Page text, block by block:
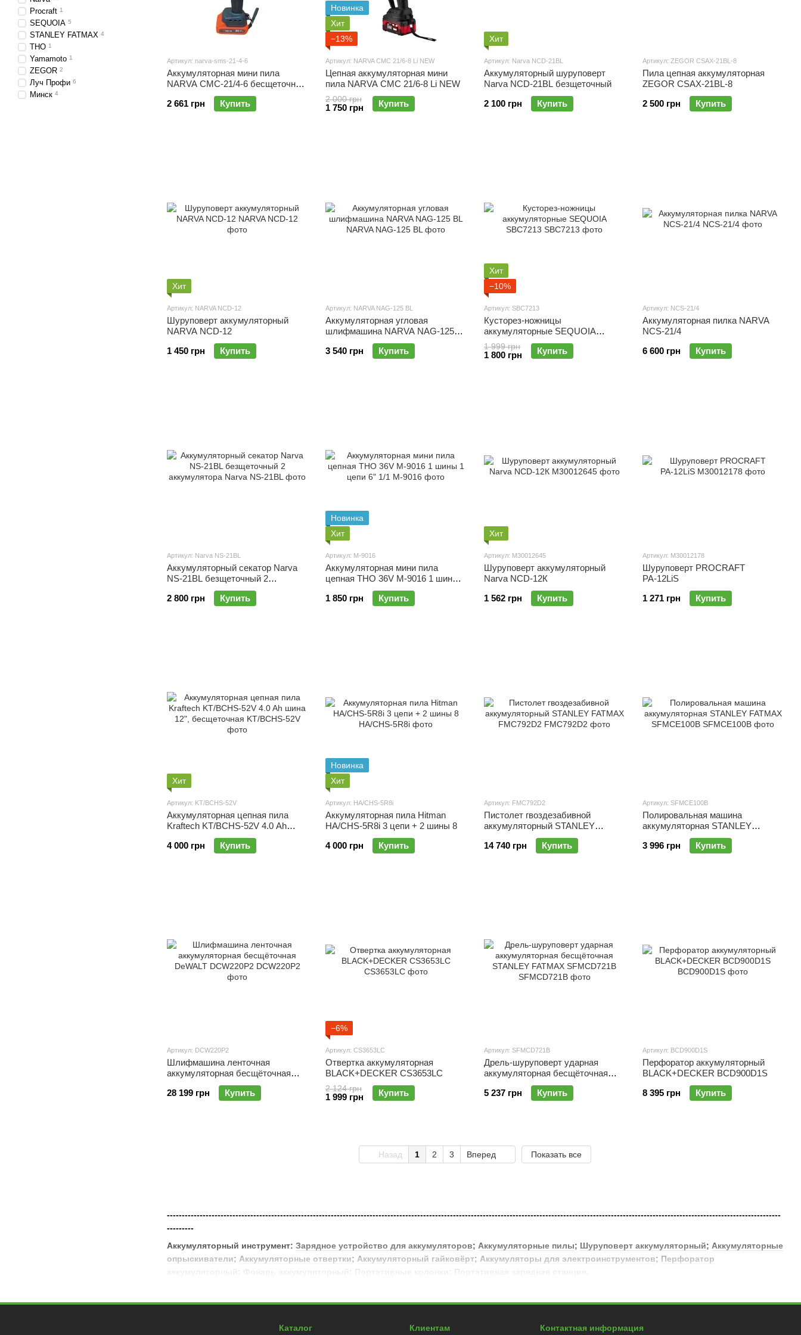
--------------------------------------------------------------------------------------------------------------------------------------------------------------------------------------------------------------
---------
Аккумуляторный инструмент: Зарядное устройство для аккумуляторов; Аккумуляторные пилы; Шуруповерт аккумуляторный; Аккумуляторные
опрыскиватели; Аккумуляторные отвертки; Аккумуляторный гайковёрт; Аккумуляторы для электроинструментов; Перфоратор
; ; ;
Артикул: narva-sms-21-4-6
Аккумуляторная мини пила
NARVA СМС-21/4-6 бесщеточная,
шина 152 мм
2 661 грн
Купить
Новинка
Хит
−13%
Артикул: NARVA СМС 21/6-8 Li NEW
Цепная аккумуляторная мини
пила NARVA СМС 21/6-8 Li NEW
2 000 грн
1 750 грн Купить
Хит
Артикул: Narva NCD-21BL
Аккумуляторный шуруповерт
Narva NCD-21BL безщеточный
2 100 грн
Купить
Артикул: ZEGOR CSAX-21BL-8
Пила цепная аккумуляторная
ZEGOR CSAX-21BL-8
2 500 грн
Купить
Хит
Артикул: NARVA NCD-12
Шуруповерт аккумуляторный
NARVA NCD-12
1 450 грн
Купить
Артикул: NARVA NAG-125 BL
Аккумуляторная угловая
шлифмашина NARVA NAG-125
3 540 грн
Купить
Хит
−10%
Артикул: SBC7213
Кусторез-ножницы
аккумуляторные SEQUOIA
SBC7213
1 999 грн
1 800 грн Купить
Артикул: NCS-21/4
Аккумуляторная пилка NARVA
NCS-21/4
6 600 грн
Купить
Артикул: Narva NS-21BL
Аккумуляторный секатор Narva
NS-21BL безщеточный 2
аккумулятора
2 800 грн
Купить
Новинка
Хит
Артикул: M-9016
Аккумуляторная мини пила
цепная THO 36V M-9016 1 шины 1
1 850 грн
Купить
Хит
Артикул: M30012645
Шуруповерт аккумуляторный
Narva NCD-12К
1 562 грн
Купить
Артикул: M30012178
Шуруповерт PROCRAFT
РА-12LiS
1 271 грн
Купить
Хит
Артикул: KT/BCHS-52V
Аккумуляторная цепная пила
Kraftech KT/BCHS-52V 4.0 Ah
шина 12", бесщеточная
4 000 грн
Купить
Новинка
Хит
Артикул: HA/CHS-5R8i
Аккумуляторная пила Hitman
HA/CHS-5R8i 3 цепи + 2 шины 8
4 000 грн
Купить
Артикул: FMC792D2
Пистолет гвоздезабивной
аккумуляторный STANLEY
FATMAX FMC792D2
14 740 грн
Купить
Артикул: SFMCE100B
Полировальная машина
аккумуляторная STANLEY
FATMAX SFMCE100B
3 996 грн
Купить
Артикул: DCW220P2
Шлифмашина ленточная
аккумуляторная бесщёточная
DeWALT DCW220P2
28 199 грн
Купить
−6%
Артикул: CS3653LC
Отвертка аккумуляторная
BLACK+DECKER CS3653LC
2 124 грн
1 999 грн Купить
Артикул: SFMCD721B
Дрель-шуруповерт ударная
аккумуляторная бесщёточная
STANLEY FATMAX SFMCD721B
5 237 грн
Купить
Артикул: BCD900D1S
Перфоратор аккумуляторный
BLACK+DECKER BCD900D1S
8 395 грн
Купить
Назад 1 2 3 Вперед Показать все
Procraft 1
SEQUOIA 5
STANLEY FATMAX 4
THO 1
Yamamoto 1
ZEGOR 2
Луч Профи 6
Минск 4
Каталог Клиентам Контактная информация